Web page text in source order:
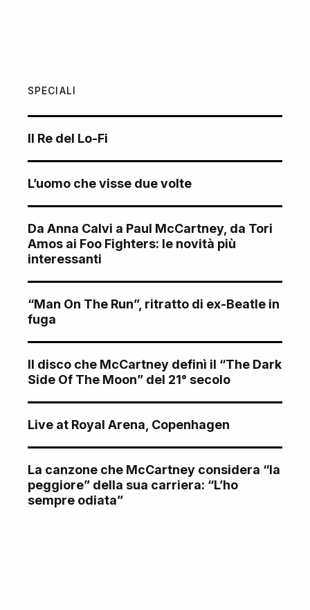
SPECIALI
Il Re del Lo-Fi
L’uomo che visse due volte
Da Anna Calvi a Paul McCartney, da Tori
Amos ai Foo Fighters: le novità più
interessanti
“Man On The Run”, ritratto di ex-Beatle in
fuga
Il disco che McCartney definì il “The Dark
Side Of The Moon” del 21° secolo
Live at Royal Arena, Copenhagen
La canzone che McCartney considera “la
peggiore” della sua carriera: “L’ho
sempre odiata”